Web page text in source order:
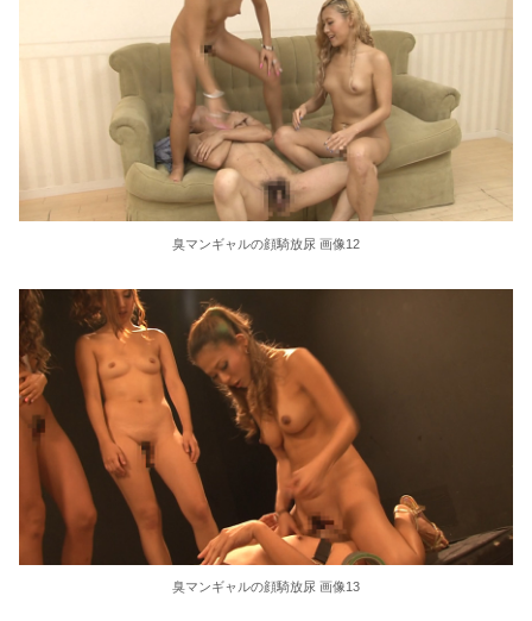
臭マンギャルの顔騎放尿 画像12
臭マンギャルの顔騎放尿 画像13